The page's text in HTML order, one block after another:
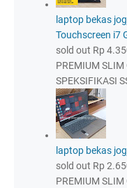
laptop bekas
Touchscreen i7
sold out Rp
PREMIUM SLIM
SPEKSIFIKASI
laptop bekas
sold out Rp
PREMIUM SLIM